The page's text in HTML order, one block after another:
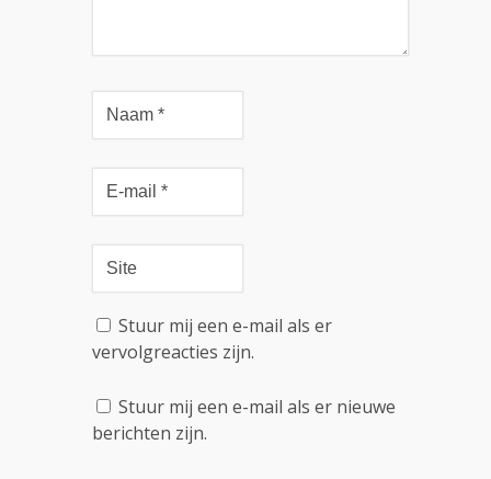
Stuur mij een e-mail als er
vervolgreacties zijn.
Stuur mij een e-mail als er nieuwe
berichten zijn.